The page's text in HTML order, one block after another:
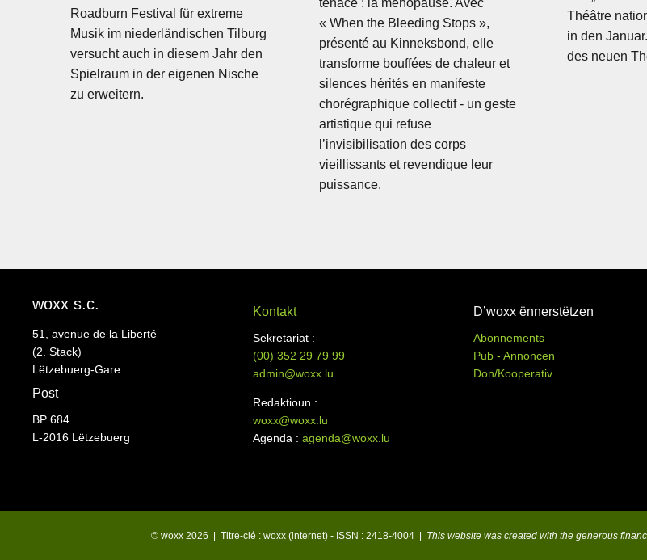
Roadburn Festival für extreme
Musik im niederländischen Tilburg
versucht auch in diesem Jahr den
Spielraum in der eigenen Nische
zu erweitern.
tenace : la ménopause. Avec
« When the Bleeding Stops »,
présenté au Kinneksbond, elle
transforme bouffées de chaleur et
silences hérités en manifeste
chorégraphique collectif - un geste
artistique qui refuse
l’invisibilisation des corps
vieillissants et revendique leur
puissance.
Théâtre
in den
des neuen
woxx s.c.
51, avenue de la Liberté
(2. Stack)
Lëtzebuerg-Gare
Post
BP 684
L-2016 Lëtzebuerg
Kontakt
Sekretariat :
(00)352 29 79 99
admin@woxx.lu
Redaktioun :
woxx@woxx.lu
Agenda :agenda@woxx.lu
D’woxx ënnerstëtzen
Abonnements
Pub - Annoncen
Don/Kooperativ
© woxx 2026 | Titre-clé : woxx (internet) - ISSN : 2418-4004 | This website was created with the generous